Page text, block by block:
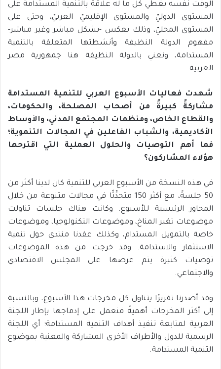
الوقت نفسه يغطي كل ما له علاقة بالتنمية المستدامة على
المستوى الدوليّ والمستوى الإقليميّ العربيّ، وحتى على
المستوى المحليّ، وذلك يعكس -بشكل مباشر وغير مباشر-
مفهوم الدولة النظيفة وأنشطتها المتعلقة بالتنمية
المستدامة، ونعني بالدولة النظيفة هنا جمهورية مصر
العربية.
شهدت فعاليات الأسبوع العربي للتنمية المستدامة
مشاركةً كبيرةً من أصحاب المصلحة، والحكومات،
والقطاع الخاص، ومنظمات المجتمع المدني، والأوساط
الأكاديمية، والشباب الفاعلين في المجالات التنموية؛
فما أهم التوصيات والحلول العملية التي اقترحها
هؤلاء المشاركون؟
في هذه النسخة من الأسبوع العربي للتنمية كان لدينا أكثر من
50 جلسةً، مع أكثر 150 متحدِّثًا في مجالات متنوعة من خلال
المحاور الرئيسية للأسبوع. وكانت هناك جلسات تناولت
موضوعات تغير المناخ، وموضوعات التكنولوجيا، وموضوعات
خاصة بالتمويل المستدام، وكذلك عقدنا منتدى حول تنمية
الاستثمار والاستدامة. وقد خرجت من هذه الموضوعات
توصيات كثيرة يتم عرضها على المجلس الاقتصادي
والاجتماعي.
وقد أصدرنا تقريرًا يتناول كل مخرجات هذا الأسبوع، وبالنسبة
إلى أكثر المخرجات أهميةً فنعمل على إدماجها بإطار اللجنة
العربية لمتابعة تنفيذ أهداف التنمية المستدامة؛ أي اللجنة
الرسمية للدول والأطراف الأخرى المشاركة والمعنية بموضوع
التنمية المستدامة.